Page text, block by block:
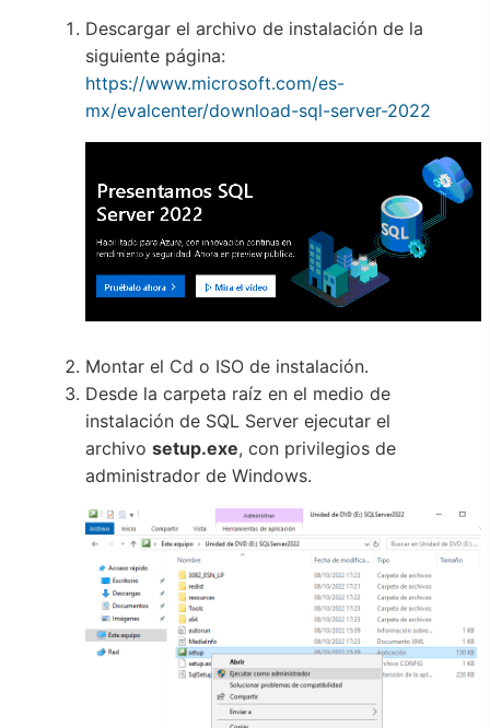
Descargar el archivo de instalación de la
siguiente página:
https://www.microsoft.com/es-
mx/evalcenter/download-sql-server-2022
Montar el Cd o ISO de instalación.
Desde la carpeta raíz en el medio de
instalación de SQL Server ejecutar el
archivo setup.exe, con privilegios de
administrador de Windows.